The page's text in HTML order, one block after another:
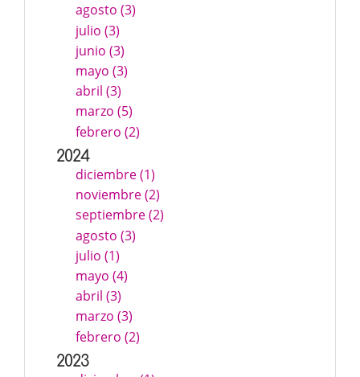
agosto (3)
julio (3)
junio (3)
mayo (3)
abril (3)
marzo (5)
febrero (2)
2024
diciembre (1)
noviembre (2)
septiembre (2)
agosto (3)
julio (1)
mayo (4)
abril (3)
marzo (3)
febrero (2)
2023